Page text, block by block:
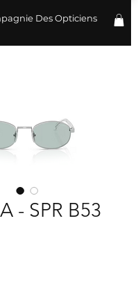
Des Opticiens
- SPR B53